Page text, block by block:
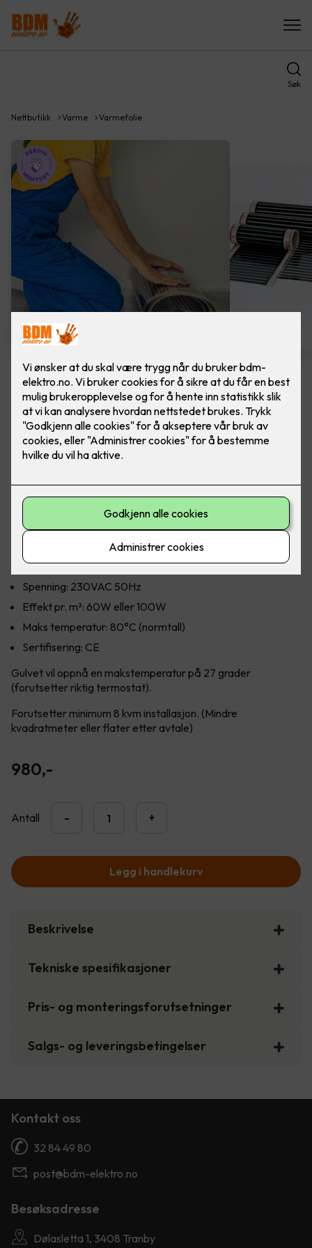
Søk
Nettbutikk Varme Varmefolie
Varmefolie med
isolasjonsplate - Ferdig
montert pr kvm
Varmefolie 100cm som parkettunderlag, 70m
rull - fra Heatit Controls. Pris ferdig montert per
kvm.
Heatit Controls varmefolie 100cm 60W/m² med montering.
Spenning: 230VAC 50Hz
Effekt pr. m²: 60W eller 100W
Maks temperatur: 80°C (normtall)
Sertifisering: CE
Gulvet vil oppnå en makstemperatur på 27 grader
(forutsetter riktig termostat).
Forutsetter minimum 8 kvm installasjon. (Mindre
kvadratmeter eller flater etter avtale)
980,-
Antall - +
Legg i handlekurv
Beskrivelse
Tekniske spesifikasjoner
Pris- og monteringsforutsetninger
Salgs- og leveringsbetingelser
Kontakt oss
32 84 49 80
post@bdm-elektro.no
Besøksadresse
Dølasletta 1, 3408 Tranby